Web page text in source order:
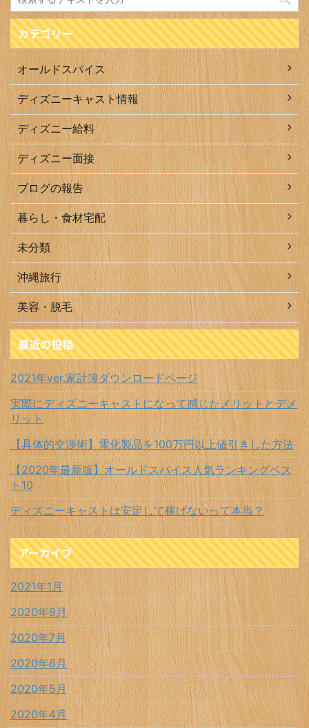
カテゴリー
オールドスパイス
ディズニーキャスト情報
ディズニー給料
ディズニー面接
ブログの報告
暮らし・食材宅配
未分類
沖縄旅行
美容・脱毛
最近の投稿
2021年ver.家計簿ダウンロードページ
実際にディズニーキャストになって感じたメリットとデメ
リット
【具体的交渉術】電化製品を100万円以上値引きした方法
【2020年最新版】オールドスパイス人気ランキングベス
ト10
ディズニーキャストは安定して稼げないって本当？
アーカイブ
2021年1月
2020年9月
2020年7月
2020年6月
2020年5月
2020年4月